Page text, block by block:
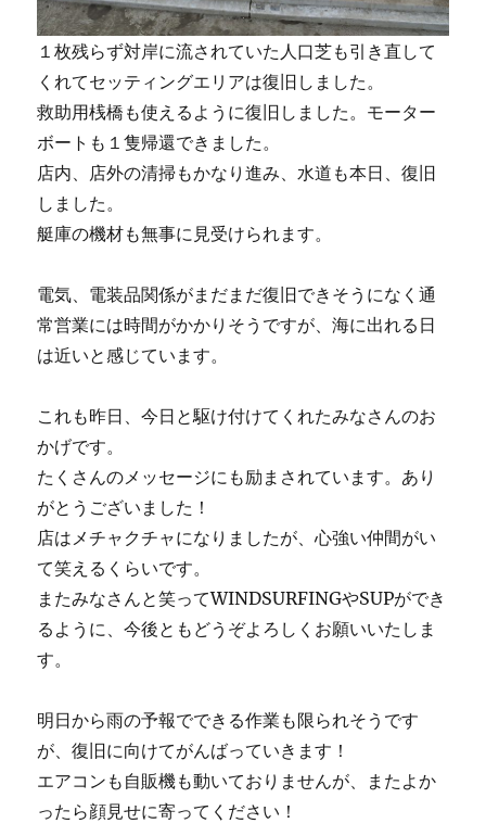
１枚残らず対岸に流されていた人口芝も引き直して
くれてセッティングエリアは復旧しました。
救助用桟橋も使えるように復旧しました。モーター
ボートも１隻帰還できました。
店内、店外の清掃もかなり進み、水道も本日、復旧
しました。
艇庫の機材も無事に見受けられます。
電気、電装品関係がまだまだ復旧できそうになく通
常営業には時間がかかりそうですが、海に出れる日
は近いと感じています。
これも昨日、今日と駆け付けてくれたみなさんのお
かげです。
たくさんのメッセージにも励まされています。あり
がとうございました！
店はメチャクチャになりましたが、心強い仲間がい
て笑えるくらいです。
またみなさんと笑ってWINDSURFINGやSUPができ
るように、今後ともどうぞよろしくお願いいたしま
す。
明日から雨の予報でできる作業も限られそうです
が、復旧に向けてがんばっていきます！
エアコンも自販機も動いておりませんが、またよか
ったら顔見せに寄ってください！